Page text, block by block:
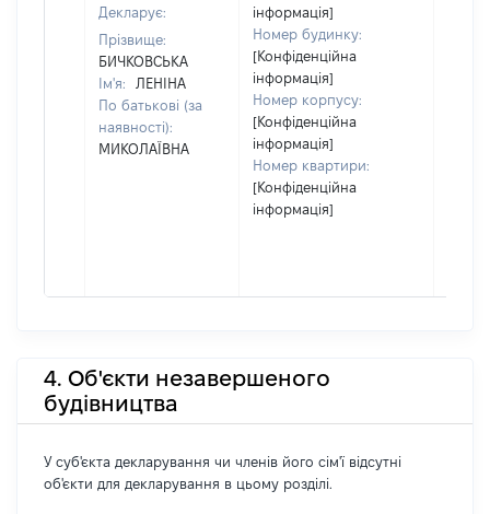
Декларує:
Прізвище:
БИЧКОВСЬКА
Ім'я:
ЛЕНІНА
По батькові (за
наявності):
МИКОЛАЇВНА
інформація]
Номер будинку:
[Конфіденційна
інформація]
Номер корпусу:
[Конфіденційна
інформація]
Номер квартири:
[Конфіденційна
інформація]
4. Об'єкти незавершеного
будівництва
У суб'єкта декларування чи членів його сім'ї відсутні
об'єкти для декларування в цьому розділі.